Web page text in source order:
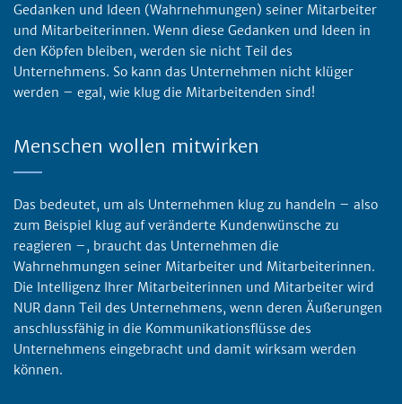
Gedanken und Ideen (Wahrnehmungen) seiner Mitarbeiter
und Mitarbeiterinnen. Wenn diese Gedanken und Ideen in
den Köpfen bleiben, werden sie nicht Teil des
Unternehmens. So kann das Unternehmen nicht klüger
werden – egal, wie klug die Mitarbeitenden sind!
Menschen wollen mitwirken
Das bedeutet, um als Unternehmen klug zu handeln – also
zum Beispiel klug auf veränderte Kundenwünsche zu
reagieren –, braucht das Unternehmen die
Wahrnehmungen seiner Mitarbeiter und Mitarbeiterinnen.
Die Intelligenz Ihrer Mitarbeiterinnen und Mitarbeiter wird
NUR dann Teil des Unternehmens, wenn deren Äußerungen
anschlussfähig in die Kommunikationsflüsse des
Unternehmens eingebracht und damit wirksam werden
können.